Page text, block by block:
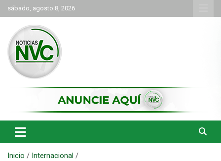
Saltar
al
contenido
sábado, agosto 8, 2026
NVC Noticias
Inicio
Internacional